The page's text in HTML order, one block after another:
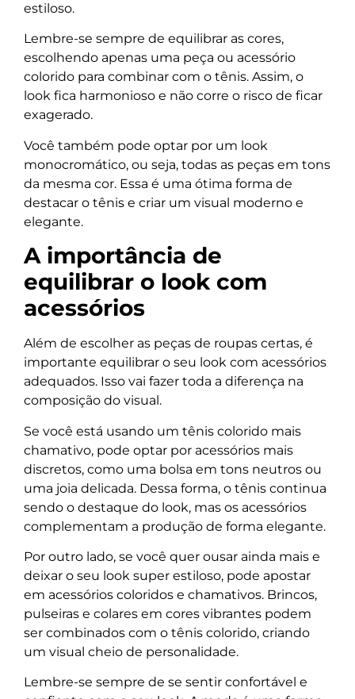
estiloso.
Lembre-se sempre de equilibrar as cores,
escolhendo apenas uma peça ou acessório
colorido para combinar com o tênis. Assim, o
look fica harmonioso e não corre o risco de ficar
exagerado.
Você também pode optar por um look
monocromático, ou seja, todas as peças em tons
da mesma cor. Essa é uma ótima forma de
destacar o tênis e criar um visual moderno e
elegante.
A importância de
equilibrar o look com
acessórios
Além de escolher as peças de roupas certas, é
importante equilibrar o seu look com acessórios
adequados. Isso vai fazer toda a diferença na
composição do visual.
Se você está usando um tênis colorido mais
chamativo, pode optar por acessórios mais
discretos, como uma bolsa em tons neutros ou
uma joia delicada. Dessa forma, o tênis continua
sendo o destaque do look, mas os acessórios
complementam a produção de forma elegante.
Por outro lado, se você quer ousar ainda mais e
deixar o seu look super estiloso, pode apostar
em acessórios coloridos e chamativos. Brincos,
pulseiras e colares em cores vibrantes podem
ser combinados com o tênis colorido, criando
um visual cheio de personalidade.
Lembre-se sempre de se sentir confortável e